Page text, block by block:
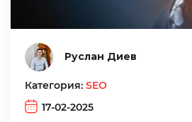
Руслан Диев
Категория: SEO
17-02-2025